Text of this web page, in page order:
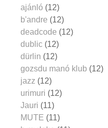
ajánló (12)
b'andre (12)
deadcode (12)
dublic (12)
dürlin (12)
gozsdu manó klub (12)
jazz (12)
urimuri (12)
Jauri (11)
MUTE (11)